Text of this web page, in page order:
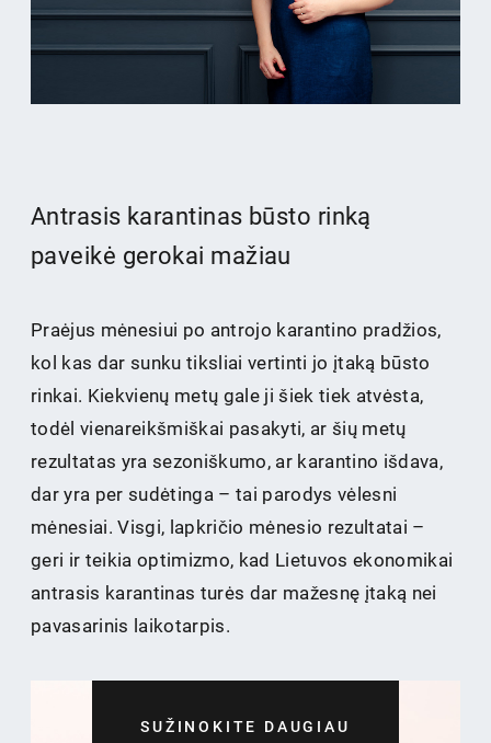
Antrasis karantinas būsto rinką
paveikė gerokai mažiau
Praėjus mėnesiui po antrojo karantino pradžios,
kol kas dar sunku tiksliai vertinti jo įtaką būsto
rinkai. Kiekvienų metų gale ji šiek tiek atvėsta,
todėl vienareikšmiškai pasakyti, ar šių metų
rezultatas yra sezoniškumo, ar karantino išdava,
dar yra per sudėtinga – tai parodys vėlesni
mėnesiai. Visgi, lapkričio mėnesio rezultatai –
geri ir teikia optimizmo, kad Lietuvos ekonomikai
antrasis karantinas turės dar mažesnę įtaką nei
pavasarinis laikotarpis.
SUŽINOKITE DAUGIAU